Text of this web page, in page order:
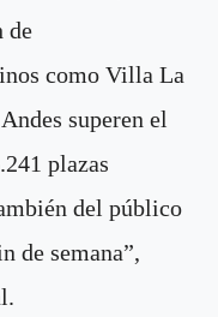
de
como Villa La
superen el
plazas
del público
de semana”,